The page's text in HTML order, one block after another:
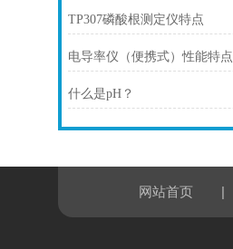
TP307磷酸根测定仪特点
电导率仪（便携式）性能特点
什么是pH？
网站首页 |